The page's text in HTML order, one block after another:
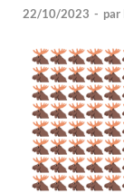
22/10/2023 - par